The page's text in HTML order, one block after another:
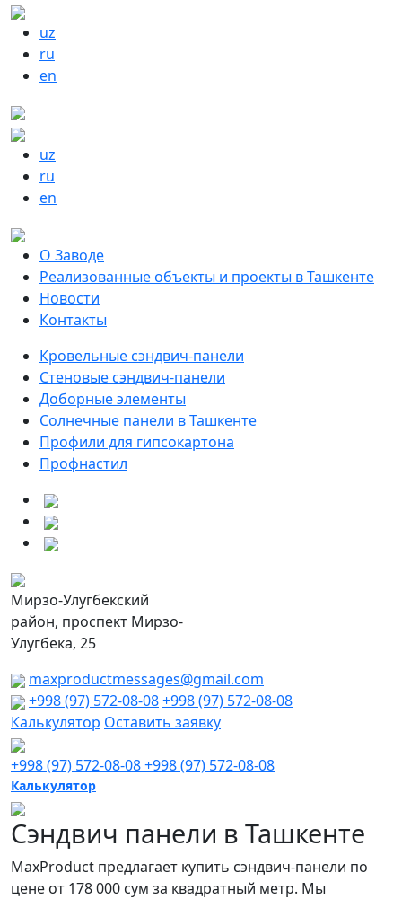
uz
ru
en
uz
ru
en
О Заводе
Реализованные объекты и проекты в Ташкенте
Новости
Контакты
Кровельные сэндвич-панели
Стеновые сэндвич-панели
Доборные элементы
Солнечные панели в Ташкенте
Профили для гипсокартона
Профнастил
Мирзо-Улугбекский
район, проспект Мирзо-
Улугбека, 25
maxproductmessages@gmail.com
+998 (97) 572-08-08+998 (97) 572-08-08
Калькулятор Оставить заявку
+998 (97) 572-08-08+998 (97) 572-08-08
Калькулятор
Сэндвич панели в Ташкенте
MaxProduct предлагает купить сэндвич-панели по
цене от 178 000 сум за квадратный метр. Мы